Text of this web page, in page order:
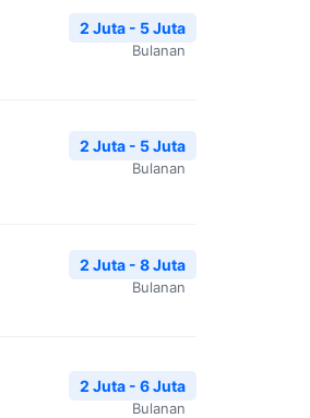
2 Juta - 5 Juta
Bulanan
2 Juta - 5 Juta
Bulanan
2 Juta - 8 Juta
Bulanan
2 Juta - 6 Juta
Bulanan